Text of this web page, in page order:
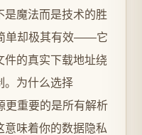
是魔法而是技术的胜
单却极其有效——它
件的真实下载地址绕
。为什么选择
更重要的是所有解析
意味着你的数据隐私